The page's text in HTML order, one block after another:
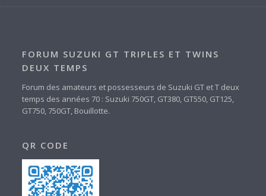
FORUM SUZUKI GT TRIPLES ET TWINS
DEUX TEMPS
Forum des amateurs et possesseurs de Suzuki GT et T deux
temps des années 70 : Suzuki 750GT, GT380, GT550, GT125,
GT750, 750GT, Bouillotte.
QR CODE